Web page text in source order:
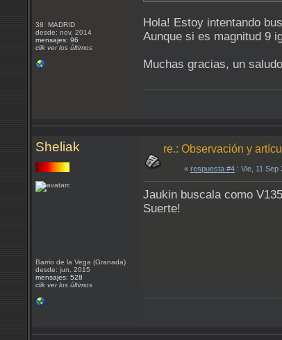
38 MADRID
desde: nov, 2014
mensajes: 96
clik ver los últimos
Hola! Estoy intentando
Aunque si es magnitud 9
Muchas gracias, un
Sheliak
Barrio de la Vega (Granada)
desde: jun, 2015
mensajes: 528
clik ver los últimos
re.: Observación y
« respuesta #4 : Vie, 11 Sep
Jaukin buscala como
Suerte!